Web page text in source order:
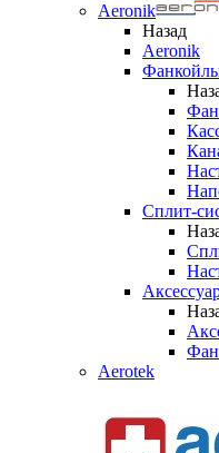
Aeronik
Назад
Aeronik
Сплит-
Aerotek